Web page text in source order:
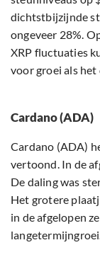
dichtstbijzijnde
ongeveer 28%.
XRP fluctuaties
voor groei als
Cardano (ADA)
Cardano (ADA)
vertoond. In de
De daling was
Het grotere
in de afgelopen